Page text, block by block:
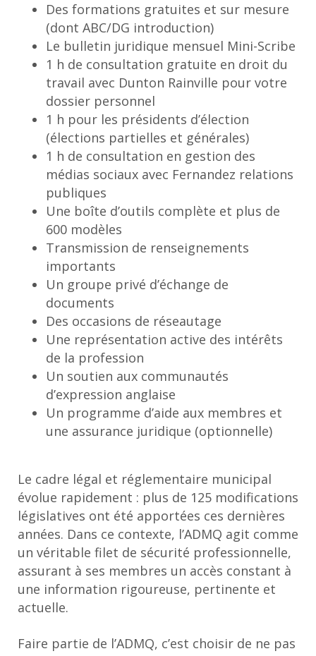
Des formations gratuites et sur mesure
(dont ABC/DG introduction)
Le bulletin juridique mensuel Mini-Scribe
1 h de consultation gratuite en droit du
travail avec Dunton Rainville pour votre
dossier personnel
1 h pour les présidents d’élection
(élections partielles et générales)
1 h de consultation en gestion des
médias sociaux avec Fernandez relations
publiques
Une boîte d’outils complète et plus de
600 modèles
Transmission de renseignements
importants
Un groupe privé d’échange de
documents
Des occasions de réseautage
Une représentation active des intérêts
de la profession
Un soutien aux communautés
d’expression anglaise
Un programme d’aide aux membres et
une assurance juridique (optionnelle)
Le cadre légal et réglementaire municipal
évolue rapidement : plus de 125 modifications
législatives ont été apportées ces dernières
années. Dans ce contexte, l’ADMQ agit comme
un véritable filet de sécurité professionnelle,
assurant à ses membres un accès constant à
une information rigoureuse, pertinente et
actuelle.
Faire partie de l’ADMQ, c’est choisir de ne pas